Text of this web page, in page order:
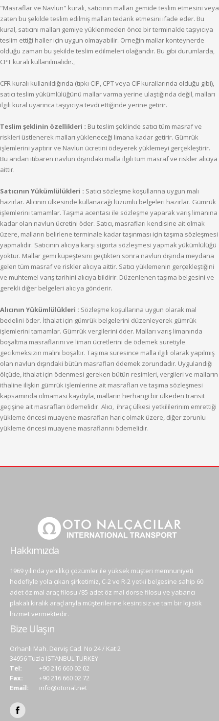
"Masraflar ve Navlun" kuralı, satıcının malları gemide teslim etmesini veya
zaten bu şekilde teslim edilmiş malları tedarik etmesini ifade eder. Bu
kural, satıcını malları gemiye yüklenmeden önce bir terminalde taşıyıcıya
teslim ettiği haller için uygun olmayabilir. Örneğin mallar konteynerde
olduğu zaman bu şekilde teslim edilmeleri olağandır. Bu gibi durumlarda,
CPT kuralı kullanılmalıdır.,
CFR kuralı kullanıldığında (tıpkı CIP, CPT veya CIF kurallarında olduğu gibi),
satıcı teslim yükümlülüğünü mallar varma yerine ulaştığında değil, malları
ilgili kural uyarınca taşıyıcıya tevdi ettiğinde yerine getirir.
Teslim şeklinin özellikleri : Bu teslim şeklinde satıcı tüm masraf ve
riskleri üstlenerek malları yükleneceği limana kadar getirir. Gümrük
işlemlerini yaptırır ve Navlun ücretini ödeyerek yüklemeyi gerçekleştirir.
Bu andan itibaren navlun dışındaki malla ilgili tüm masraf ve riskler alıcıya
aittir.
Satıcının Yükümlülükleri : Satıcı sözleşme koşullarına uygun malı
hazırlar. Alıcının ülkesinde kullanacağı lüzumlu belgeleri hazırlar. Gümrük
işlemlerini tamamlar. Taşıma acentası ile sözleşme yaparak varış limanına
kadar olan navlun ücretini öder. Satıcı, masrafları kendisine ait olmak
üzere, malların belirlene terminale kadar taşınması için taşıma sözleşmesi
yapmalıdır. Satıcının alıcıya karşı sigorta sözleşmesi yapmak yükümlülüğü
yoktur. Mallar gemi küpeştesini geçtikten sonra navlun dışında meydana
gelen tüm masraf ve riskler alıcıya aittir. Satıcı yüklemenin gerçekleştiğini
ve muhtemel varış tarihini alıcıya bildirir. Düzenlenen taşıma belgesini ve
gerekli diğer belgeleri alıcıya gönderir.
Alıcının Yükümlülükleri : Sözleşme koşullarına uygun olarak mal
bedelini öder. İthalat için gümrük belgelerini düzenleyerek gümrük
işlemlerini tamamlar. Gümrük vergilerini öder. Malları varış limanında
boşaltma masraflarını ve liman ücretlerini de ödemek suretiyle
gecikmeksizin malını boşaltır. Taşıma süresince malla ilgili olarak yapılmış
olan navlun dışındaki bütün masrafları ödemek zorundadır. Uygulandığı
ölçüde, ithalat için ödenmesi gereken bütün resimleri, vergileri ve malların
ithaline ilişkin gümrük işlemlerine ait masrafları ve taşıma sözleşmesi
kapsamında olmaması kaydıyla, malların herhangi bir ülkeden transit
geçişine ait masrafları ödemelidir. Alıcı, ihraç ülkesi yetkililerinim emrettiği
yükleme öncesi muayene masrafları hariç olmak üzere, diğer zorunlu
yükleme öncesi muayene masraflarını ödemelidir.
Hakkımızda
1969 yılında yenilikçi çözümler ile yüksek müşteri memnuniyeti
hedefiyle yola çıkan şirketimiz, C-2 ve R-2 yetki belgesine sahip 60
adet öz mal araç filosu /85 adet öz mal dorse filosu ve yabancı
plakalı kiralık araçlarıyla müşterilerine kesintisiz ve tam bir lojistik
hizmet vermektedir.
Bize Ulaşın
Orhanlı Mah. Derviş Cad. No 24 / Kat 2
34956 Tuzla ISTANBUL TURKEY
Tel:
+90 216 660 02 02
Fax:
+90 216 660 02 72
Email:
info@otonal.net